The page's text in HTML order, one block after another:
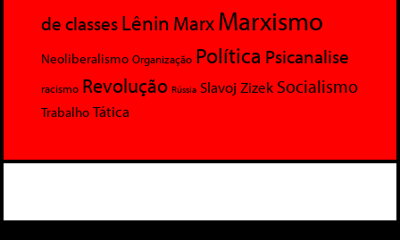
de classesLênin MarxMarxismo
Neoliberalismo Organização Política Psicanalise
racismo Revolução Rússia Slavoj Zizek Socialismo
Trabalho Tática